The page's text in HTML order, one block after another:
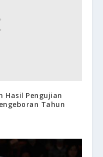
Hasil Pengujian
Tahun